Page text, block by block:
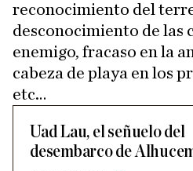
reconocimiento del
desconocimiento de las
enemigo, fracaso en la
cabeza de playa en los
etc…
Uad Lau, el señuelo del
desembarco de